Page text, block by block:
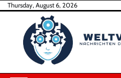
SkipThursday, August 6, 2026